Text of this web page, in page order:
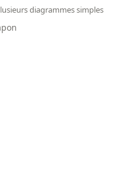
diagrammes simples